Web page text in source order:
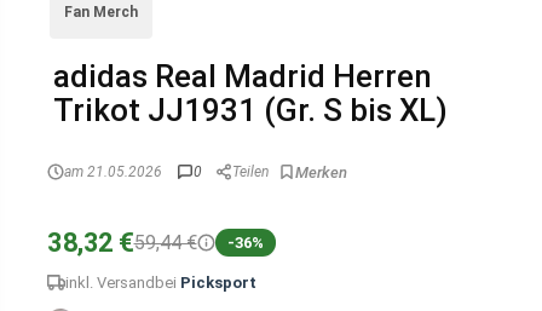
Fan Merch
adidas Real Madrid Herren
Trikot JJ1931 (Gr. S bis XL)
am 21.05.2026 0 Teilen
38,32 €59,44 € -36%
inkl. Versand bei Picksport